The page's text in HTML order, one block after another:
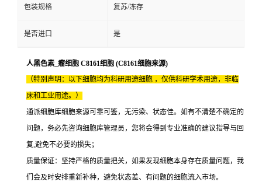
包装规格 复苏/冻存
是否进口 是
人黑色素_瘤细胞 C8161细胞 (C8161细胞来源)
（特别声明：以下细胞均为科研用途细胞 ，仅供科研学术用途，非临
床和工业用途。）
通派细胞库细胞来源可靠可鉴，无污染、状态佳。如有不清楚不确定的
问题，务必先咨询细胞库管理员，您将会得到专业准确的建议指导与回
复,避免不必要的损失；
质量保证：坚持严格的质量把关，如果发现细胞本身存在质量问题，我
们会及时安排重新补种，避免状态差、有问题的细胞流入市场。